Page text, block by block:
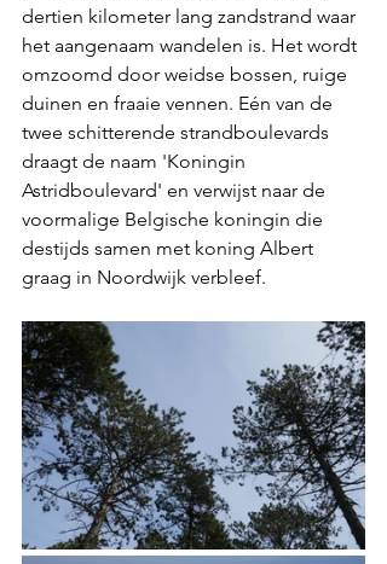
dertien kilometer lang zandstrand waar
het aangenaam wandelen is. Het wordt
omzoomd door weidse bossen, ruige
duinen en fraaie vennen. Eén van de
twee schitterende strandboulevards
draagt de naam 'Koningin
Astridboulevard' en verwijst naar de
voormalige Belgische koningin die
destijds samen met koning Albert
graag in Noordwijk verbleef.